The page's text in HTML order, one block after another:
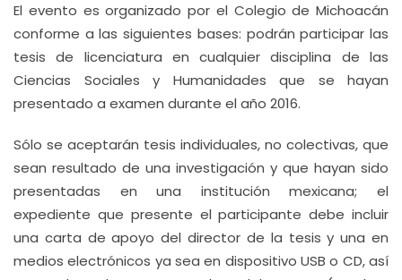
El evento es organizado por el Colegio de Michoacán
conforme a las siguientes bases: podrán participar las
tesis de licenciatura en cualquier disciplina de las
Ciencias Sociales y Humanidades que se hayan
presentado a examen durante el año 2016.
Sólo se aceptarán tesis individuales, no colectivas, que
sean resultado de una investigación y que hayan sido
presentadas en una institución mexicana; el
expediente que presente el participante debe incluir
una carta de apoyo del director de la tesis y una en
medios electrónicos ya sea en dispositivo USB o CD, así